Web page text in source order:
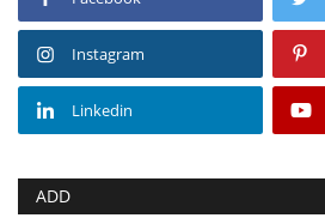
Instagram
Linkedin
ADD